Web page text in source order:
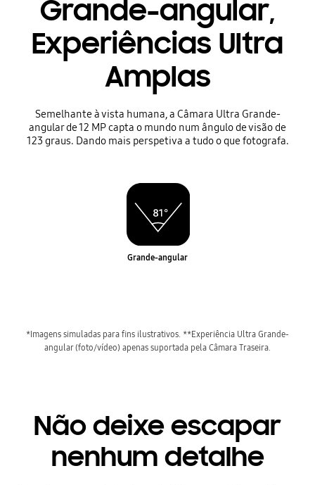
Grande-angular,
Experiências Ultra
Amplas
Semelhante à vista humana, a Câmara Ultra Grande-
angular de 12 MP capta o mundo num ângulo de visão de
123 graus. Dando mais perspetiva a tudo o que fotografa.
Grande-angular
*Imagens simuladas para fins ilustrativos. **Experiência Ultra Grande-
angular (foto/vídeo) apenas suportada pela Câmara Traseira.
Não deixe escapar
nenhum detalhe